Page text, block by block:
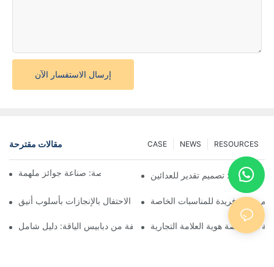
إرسال الاستفسار الآن
مقالات مقترحة RESOURCES
NEWS
CASE
فن صنع الميداليات المخصصة: صناعة جوائز ملهمةالمخصصة: تصميم تقدير للعدائين
ميداليات الجوائز المخصصة: الاحتفال بالإنجازات بأسلوب أنيق
جوائز فريدة للمناسبات الخاصة
فهم أنواع مختلفة من دبابيس الياقة: دليل شاملالمخصصة هوية العلامة التجارية